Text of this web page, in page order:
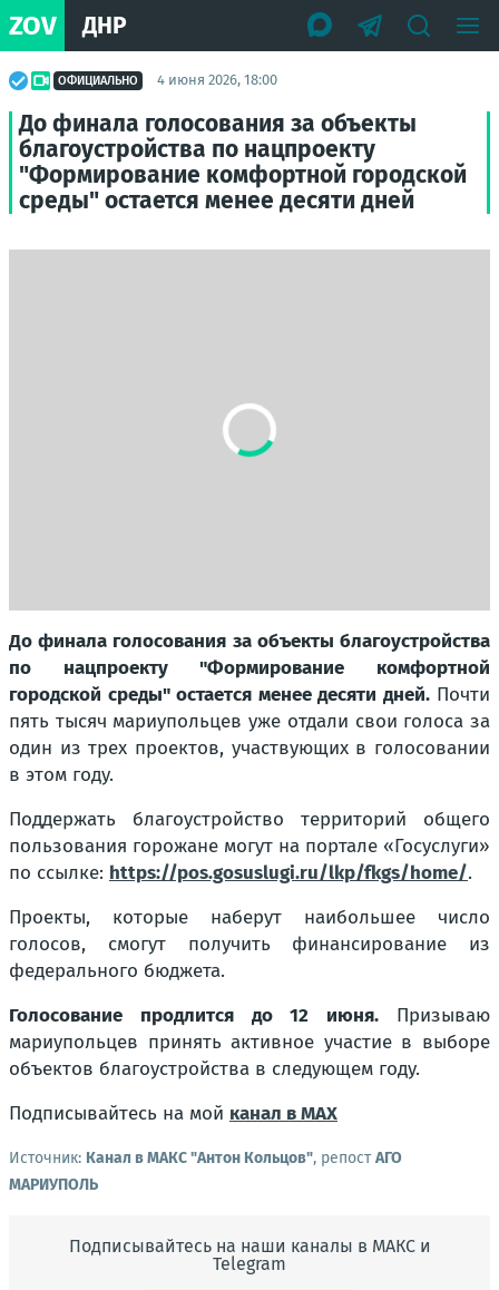
ZOV ДНР
ОФИЦИАЛЬНО 4 июня 2026, 18:00
До финала голосования за объекты
благоустройства по нацпроекту
"Формирование комфортной городской
среды" остается менее десяти дней
До финала голосования за объекты благоустройства
по нацпроекту "Формирование комфортной
городской среды" остается менее десяти дней.Почти
пять тысяч мариупольцев уже отдали свои голоса за
один из трех проектов, участвующих в голосовании
в этом году.
Поддержать благоустройство территорий общего
пользования горожане могут на портале «Госуслуги»
по ссылке: https://pos.gosuslugi.ru/lkp/fkgs/home/.
Проекты, которые наберут наибольшее число
голосов, смогут получить финансирование из
федерального бюджета.
Голосование продлится до 12 июня. Призываю
мариупольцев принять активное участие в выборе
объектов благоустройства в следующем году.
Подписывайтесь на мой канал в MAX
Источник: Канал в МАКС "Антон Кольцов", репостАГО
МАРИУПОЛЬ
Подписывайтесь на наши каналы в МАКС и
Telegram